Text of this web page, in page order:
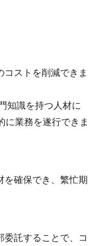
ストを削減できま
知識を持つ人材に
に業務を遂行できま
を確保でき、繁忙期
託することで、コ